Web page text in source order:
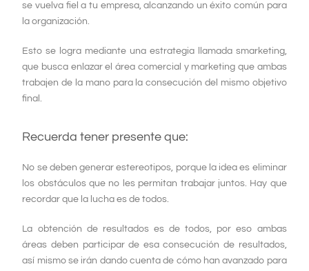
se vuelva fiel a tu empresa, alcanzando un éxito común para
la organización.
Esto se logra mediante una estrategia llamada smarketing,
que busca enlazar elárea comercial y marketing que ambas
trabajen de la mano para la consecución del mismo objetivo
final.
Recuerda tener presente que:
No se deben generar estereotipos, porque la idea es eliminar
los obstáculos que no les permitan trabajar juntos. Hay que
recordar que la lucha es de todos.
La obtención de resultados es detodos, por eso ambas
áreas deben participar de esa consecución de resultados,
así mismo se irán dando cuenta de cómo han avanzado para